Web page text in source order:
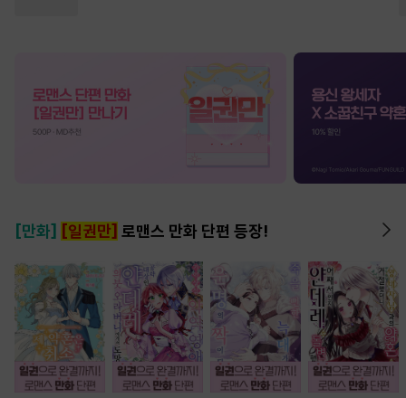
[만화] [일권만] 로맨스 만화 단편 등장!